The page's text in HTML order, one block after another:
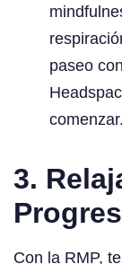
paseo
comenzar.
3.
Con la RMP,